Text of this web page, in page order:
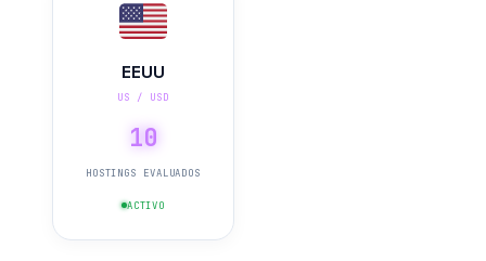
EEUU
US / USD
10
HOSTINGS EVALUADOS
ACTIVO